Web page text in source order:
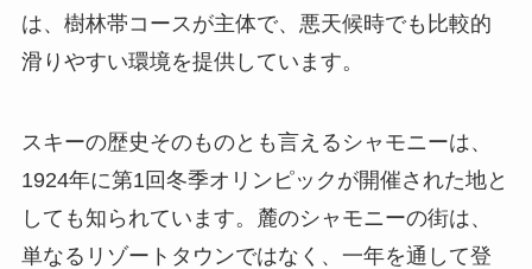
は、樹林帯コースが主体で、悪天候時でも比較的
滑りやすい環境を提供しています。
スキーの歴史そのものとも言えるシャモニーは、
1924年に第1回冬季オリンピックが開催された地と
しても知られています。麓のシャモニーの街は、
単なるリゾートタウンではなく、一年を通して登